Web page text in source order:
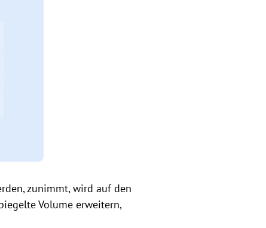
zunimmt, wird auf den
Volume erweitern,